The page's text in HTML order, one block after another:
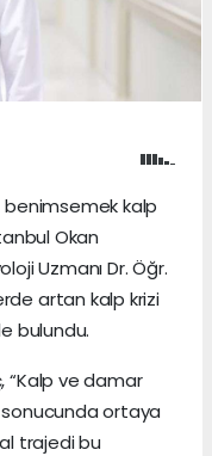
benimsemek kalp
Okan
Uzmanı Dr. Öğr.
artan kalp krizi
bulundu.
“Kalp ve damar
sonucunda ortaya
trajedi bu